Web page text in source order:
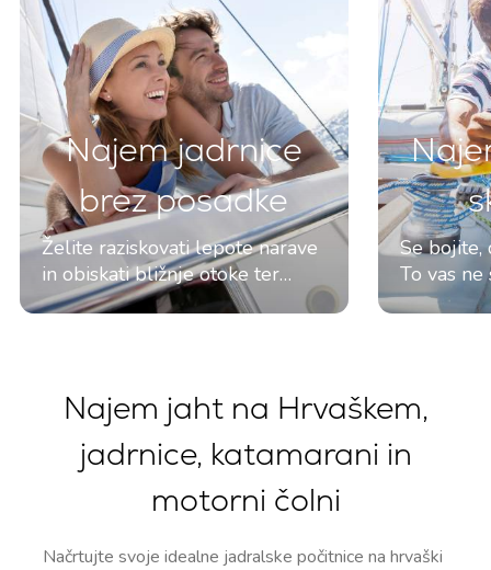
Najem jadrnice
brez posadke
Želite raziskovati lepote narave
in obiskati bližnje otoke ter
plaže? Najemite jadrnico brez
Se bojite,
To vas
najamete
Najem jaht na Hrvaškem,
jadrnice, katamarani in
motorni čolni
Načrtujte svoje idealne jadralske počitnice na hrvaški